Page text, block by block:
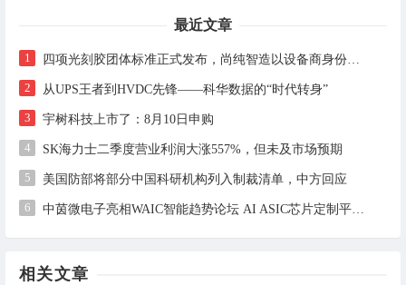
最近文章
1 四项光刻胶团体标准正式发布，尚纯智造以设备商身份跻身标准起草席
2 从UPS王者到HVDC先锋——科华数据的“时代转身”
3 宇树科技上市了：8月10日申购
4 SK海力士二季度营业利润大涨557%，但未及市场预期
5 美国防部将部分中国科研机构列入制裁清单，中方回应
6 中茵微电子亮相WAIC智能趋势论坛 AI ASIC芯片定制平台赋能工业AI落地
相关文章